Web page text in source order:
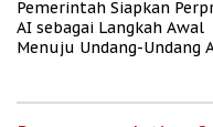
Pemerintah Siapkan
AI sebagai Langkah Awal
Menuju Undang-Undang